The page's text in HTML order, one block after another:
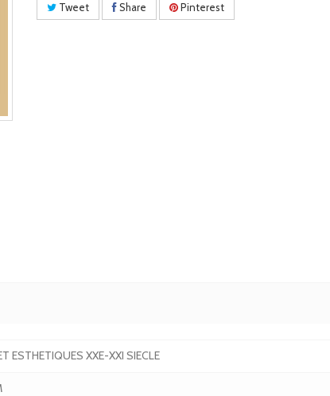
Tweet Share Pinterest
ESTHETIQUES XXE-XXI SIECLE